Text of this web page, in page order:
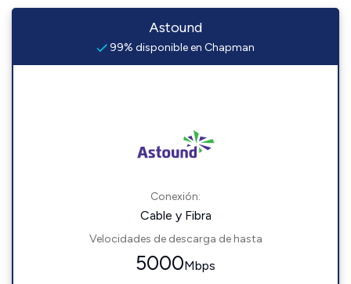
Astound
99% disponible en Chapman
Conexión:
Cable y Fibra
Velocidades de descarga de hasta
5000Mbps